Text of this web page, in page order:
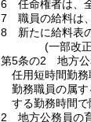
6
任命権者は、
7
職員の給料は
8
新たに給料表
(一部改
第5条の2
地方
任用短時間勤
勤務職員の属す
する勤務時間で
2
地方公務員の